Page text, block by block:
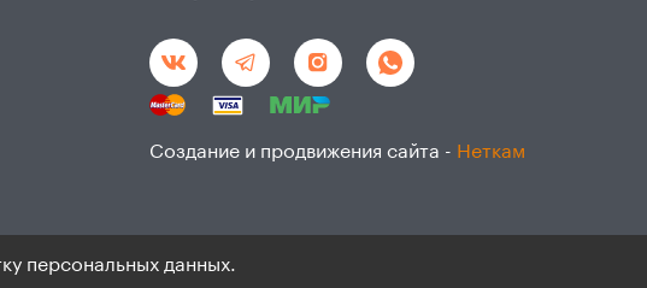
Создание и продвижения сайта - Неткам
данным и согласие на ихобработку
персональных данных.